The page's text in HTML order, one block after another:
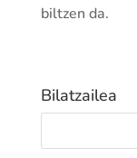
biltzen da.
Bilatzailea